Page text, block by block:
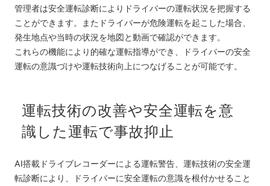
管理者は安全運転診断によりドライバーの運転状況を把握する
ことができます。またドライバーが危険運転を起こした場合、
発生地点や当時の状況を地図と動画で確認ができます。
これらの機能により的確な運転指導ができ、ドライバーの安全
運転の意識づけや運転技術向上につなげることが可能です。
運転技術の改善や安全運転を意
識した運転で事故抑止
AI搭載ドライブレコーダーによる運転警告、運転技術の安全運
転診断により、ドライバーに安全運転の意識を根付かせること